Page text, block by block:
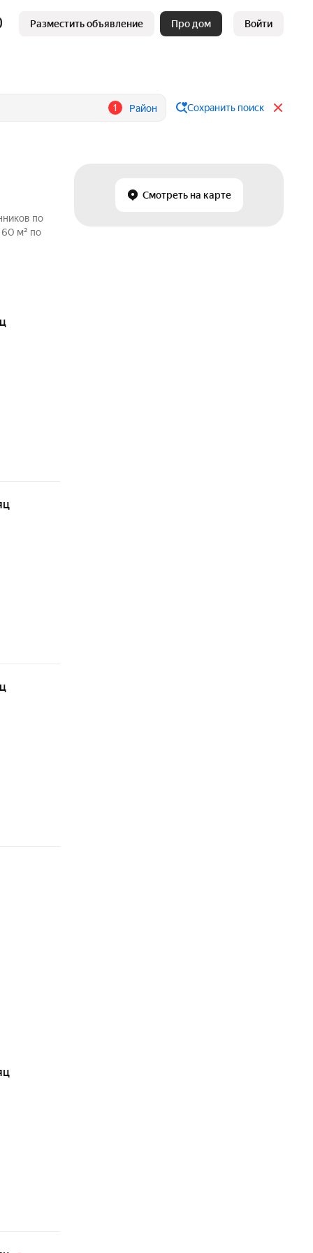
Разместить объявление Про дом Войти
1 Район Сохранить поиск
Смотреть на карте
по
60 м² по